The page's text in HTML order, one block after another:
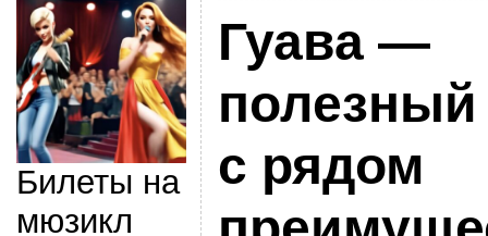
Билеты на
мюзикл
Гуава —
с рядом